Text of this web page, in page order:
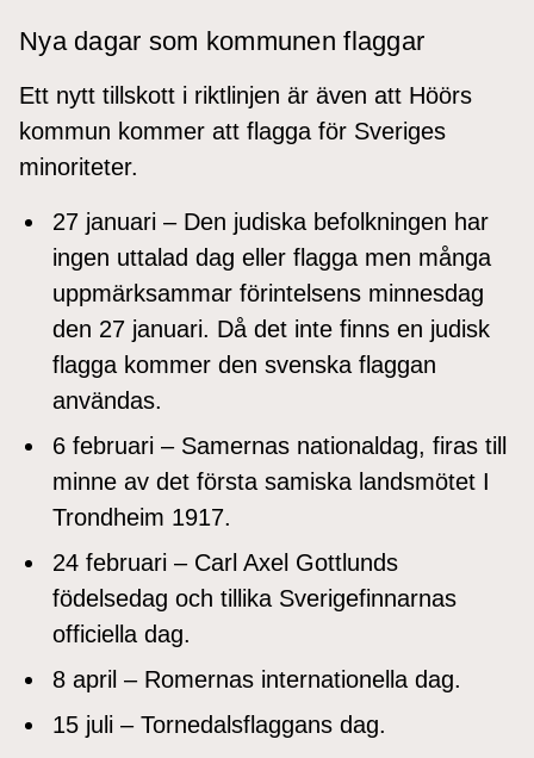
Nya dagar som kommunen flaggar
Ett nytt tillskott i riktlinjen är även att Höörs
kommun kommer att flagga för Sveriges
minoriteter.
27 januari – Den judiska befolkningen har
ingen uttalad dag eller flagga men många
uppmärksammar förintelsens minnesdag
den 27 januari. Då det inte finns en judisk
flagga kommer den svenska flaggan
användas.
6 februari – Samernas nationaldag, firas till
minne av det första samiska landsmötet I
Trondheim 1917.
24 februari – Carl Axel Gottlunds
födelsedag och tillika Sverigefinnarnas
officiella dag.
8 april – Romernas internationella dag.
15 juli – Tornedalsflaggans dag.